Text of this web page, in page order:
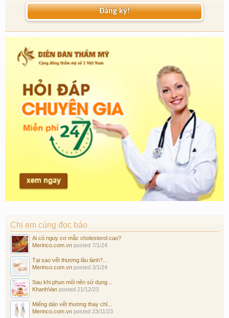
Đăng ký!
Chị em cùng đọc báo
Ai có nguy cơ mắc cholesterol cao?
Merinco.com.vn posted 7/1/24
Tại sao vết thương lâu lành?...
Merinco.com.vn posted 3/1/24
Sau khi phun môi nên sử dụng...
KhanhVan posted 21/12/23
Miếng dán vết thương thay chỉ...
Merinco.com.vn posted 23/11/23